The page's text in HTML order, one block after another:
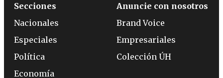
Secciones
Nacionales
Especiales
Política
Economía
Anuncie con nosotros
Brand Voice
Empresariales
Colección ÚH